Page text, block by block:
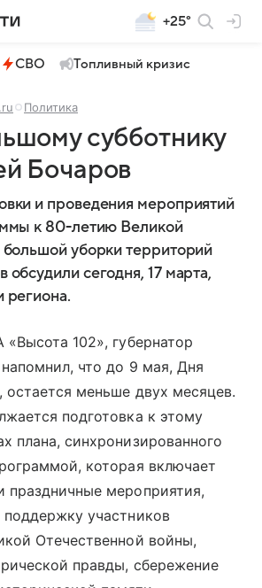
+25°
СВО Топливный кризис
Политика
субботнику
Бочаров
и проведения мероприятий
к 80-летию Великой
уборки территорий
обсудили сегодня, 17 марта,
региона.
102», губернатор
что до 9 мая, Дня
меньше двух месяцев.
подготовка к этому
плана, синхронизированного
которая включает
праздничные мероприятия,
поддержку участников
Отечественной войны,
правды, сбережение